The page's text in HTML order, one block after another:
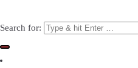
Search for: